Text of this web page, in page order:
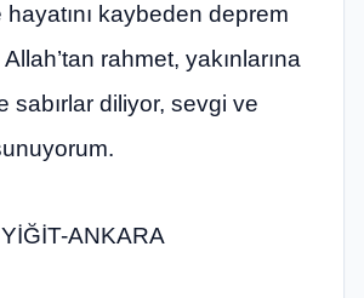
kaybeden deprem
rahmet, yakınlarına
sabırlar diliyor, sevgi ve
ANKARA